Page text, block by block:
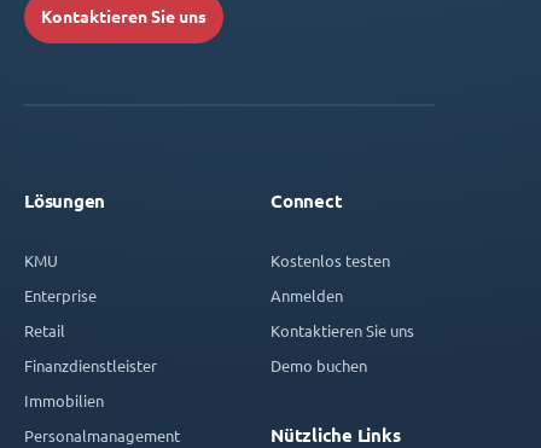
Kontaktieren Sie uns
Lösungen
KMU
Enterprise
Retail
Finanzdienstleister
Immobilien
Personalmanagement
Connect
Kostenlos testen
Anmelden
Kontaktieren Sie uns
Demo buchen
Nützliche Links